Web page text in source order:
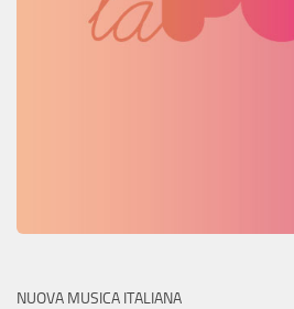
NUOVA MUSICA ITALIANA